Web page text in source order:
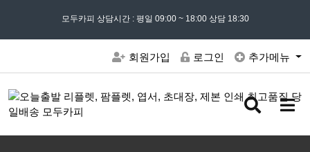
모든 문의는02) 302 - 7797및 ' 견적문의 ' 게시판을 이용해주세요
모두카피 상담시간 : 평일 09:00 ~ 18:00 상담 18:30
회원가입 로그인 추가메뉴
검
버
메
버